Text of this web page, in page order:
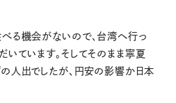
る機会がないので、台湾へ行っ
いています。そしてそのまま寧夏
人出でしたが、円安の影響か日本